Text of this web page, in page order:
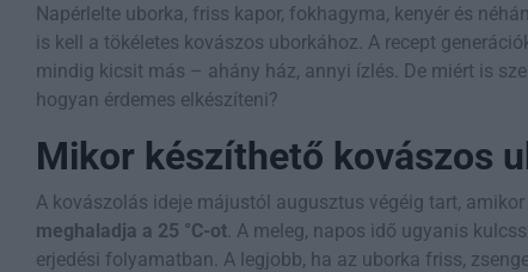
Napérlelte uborka, friss kapor, fokhagyma, kenyér és
is kell a tökéletes kovászos uborkához. A recept
mindig kicsit más – ahány ház, annyi ízlés. De miért is
hogyan érdemes elkészíteni?
Mikor készíthető kovászos
A kovászolás ideje májustól augusztus végéig tart, amikor
meghaladja a 25 °C-ot . A meleg, napos idő ugyanis
erjedési folyamatban. A legjobb, ha az uborka friss,